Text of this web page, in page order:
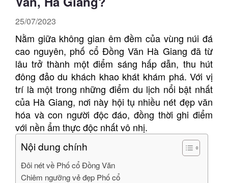
25/07/2023
Nằm giữa không gian êm đềm của vùng núi đá
cao nguyên, phố cổ Đồng Văn Hà Giang đã từ
lâu trở thành một điểm sáng hấp dẫn, thu hút
đông đảo du khách khao khát khám phá. Với vị
trí là một trong những điểm du lịch nổi bật nhất
của Hà Giang, nơi này hội tụ nhiều nét đẹp văn
hóa và con người độc đáo, đồng thời ghi điểm
với nền ẩm thực độc nhất vô nhị.
Nội dung chính
Đôi nét về Phố cổ Đồng Văn
Chiêm ngưỡng vẻ đẹp Phố cổ